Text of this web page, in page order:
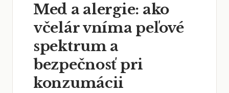
Med a alergie: ako
včelár vníma peľové
spektrum a
bezpečnosť pri
konzumácii